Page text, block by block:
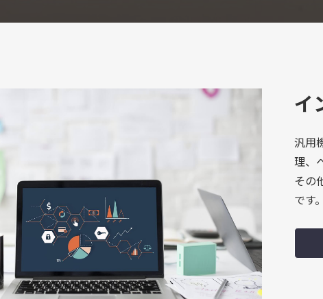
イ
汎用
理、
その
です。